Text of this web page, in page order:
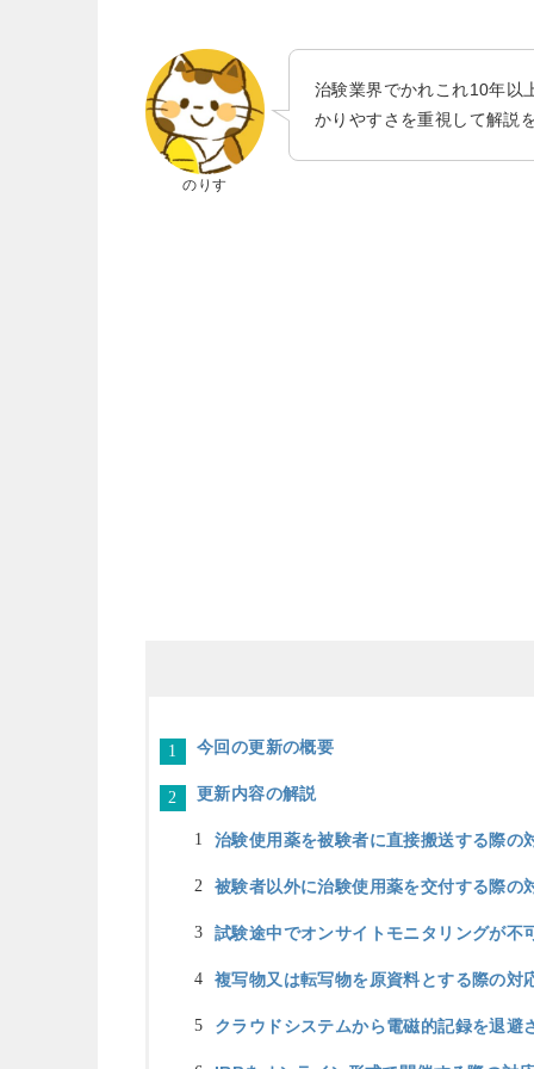
のりす
治験業界でかれこれ10年以
かりやすさを重視して解説
今回の更新の概要
更新内容の解説
治験使用薬を被験者に直接搬送する際の
被験者以外に治験使用薬を交付する際の
試験途中でオンサイトモニタリングが不
複写物又は転写物を原資料とする際の対
クラウドシステムから電磁的記録を退避